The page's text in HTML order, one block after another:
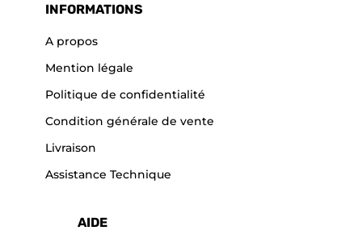
INFORMATIONS
A propos
Mention légale
Politique de confidentialité
Condition générale de vente
Livraison
Assistance Technique
AIDE